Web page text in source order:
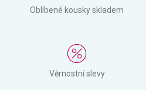
Oblíbené kousky skladem
Věrnostní slevy